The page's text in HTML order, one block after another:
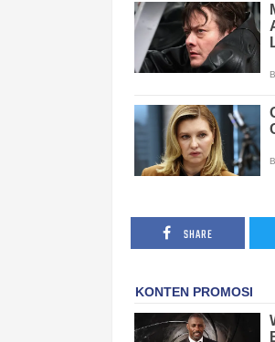
SHARE